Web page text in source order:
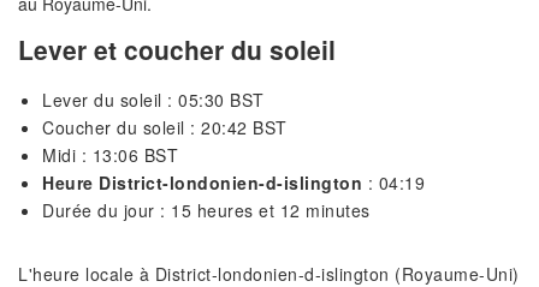
Lever et coucher du soleil
Lever du soleil : 05:30 BST
Coucher du soleil : 20:42 BST
Midi : 13:06 BST
Heure District-londonien-d-islington : 04:19
Durée du jour : 15 heures et 12 minutes
L'heure locale à District-londonien-d-islington (Royaume-Uni)